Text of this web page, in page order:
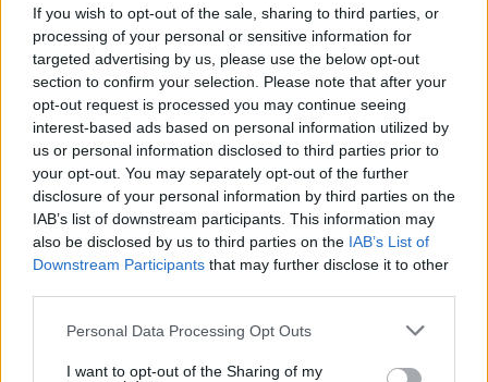
If you wish to opt-out of the sale, sharing to third parties, or
processing of your personal or sensitive information for
targeted advertising by us, please use the below opt-out
section to confirm your selection. Please note that after your
opt-out request is processed you may continue seeing
interest-based ads based on personal information utilized by
us or personal information disclosed to third parties prior to
your opt-out. You may separately opt-out of the further
disclosure of your personal information by third parties on the
IAB’s list of downstream participants. This information may
also be disclosed by us to third parties on the IAB’s List of
Downstream Participants that may further disclose it to other
Personal Data Processing Opt Outs
I want to opt-out of the Sharing of my
BANKMONITOR
Otthon Start: visszaszáll a kamatversenybe az
UniCredit Bank
Augusztus 10-tól 2,89 százalékos kamat mellett kínálja az
Otthon Start hitelt az UniCredit Bank, ez jelentős
megtakarítást jelenthet a standard évi 3 százalékos
kamathoz képest. De arról sem s
CHIKANSPLANET
A városok egyik legjobb klímafegyvere a fa, de a
legtöbb helyen még mindig nem ültetnek eleget
A városi hőségnek évente 350 ezren esnek áldozatául. Két
KONYHAKONTROLLING
Csúcsidőben drágább áram?